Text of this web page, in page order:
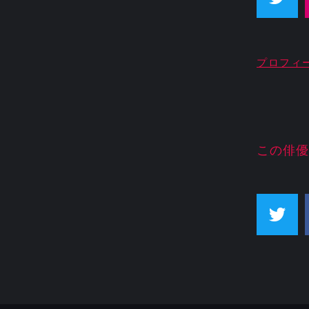
プロフィ
この俳